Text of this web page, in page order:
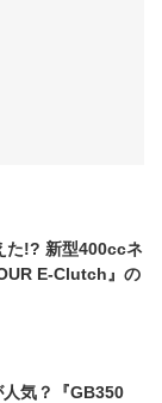
た!? 新型400ccネ
E-Clutch』の
人気？『GB350